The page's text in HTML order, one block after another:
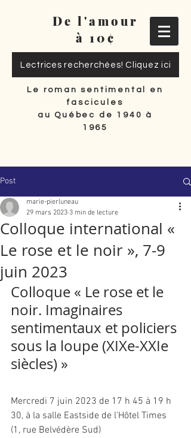
De l'amour
à 10¢
Lectrices recherchées! Cliquez ici
Le roman sentimental en
fascicules
au Québec de 1940 à
1965
Post
Colloque international «
Le rose et le noir », 7-9
juin 2023
marie-pierluneau
29 mars 2023 3 min de lecture
Colloque « Le rose et le
noir. Imaginaires
sentimentaux et policiers
sous la loupe (XIXe-XXIe
siècles) »
Mercredi 7 juin 2023 de 17 h 45 à 19 h
30, à la salle Eastside de l'Hôtel Times
(1, rue Belvédère Sud)